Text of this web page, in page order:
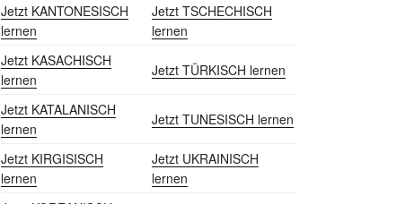
Jetzt KANTONESISCH
lernen
Jetzt TSCHECHISCH
lernen
Jetzt KASACHISCH
lernen
Jetzt TÜRKISCH lernen
Jetzt KATALANISCH
lernen
Jetzt TUNESISCH lernen
Jetzt KIRGISISCH
lernen
Jetzt UKRAINISCH
lernen